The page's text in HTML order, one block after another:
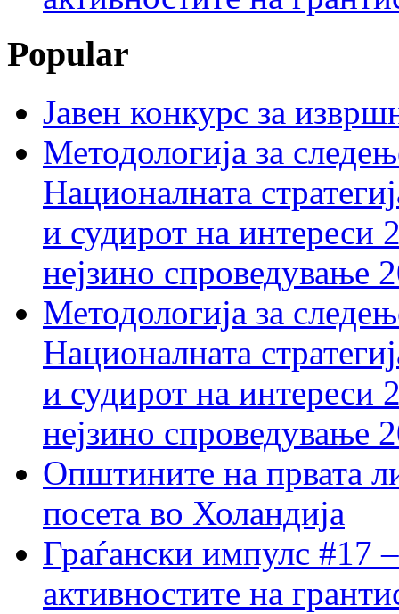
Popular
Јавен конкурс за
Методологија за
Националната
и судирот на интереси
нејзино спроведување
Методологија за
Националната
и судирот на интереси
нејзино спроведување
Општините на првата
посета во Холандија
Граѓански импулс #17
активностите на